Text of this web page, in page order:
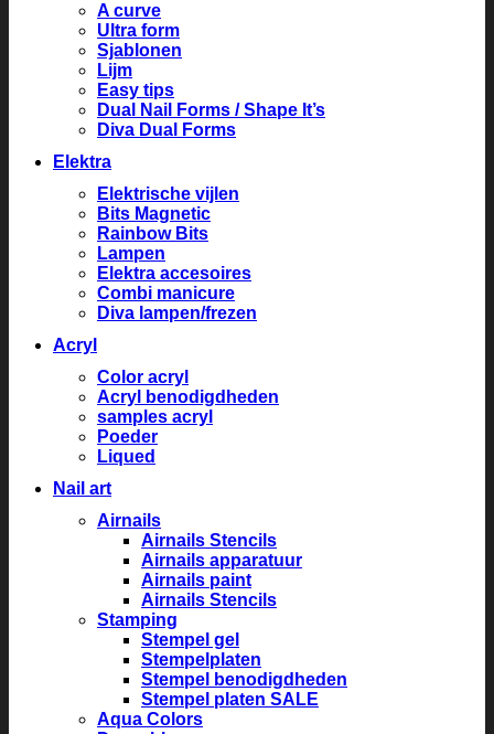
A curve
Ultra form
Sjablonen
Lijm
Easy tips
Dual Nail Forms / Shape It’s
Diva Dual Forms
Elektra
Elektrische vijlen
Bits Magnetic
Rainbow Bits
Lampen
Elektra accesoires
Combi manicure
Diva lampen/frezen
Acryl
Color acryl
Acryl benodigdheden
samples acryl
Poeder
Liqued
Nail art
Airnails
Airnails Stencils
Airnails apparatuur
Airnails paint
Airnails Stencils
Stamping
Stempel gel
Stempelplaten
Stempel benodigdheden
Stempel platen SALE
Aqua Colors